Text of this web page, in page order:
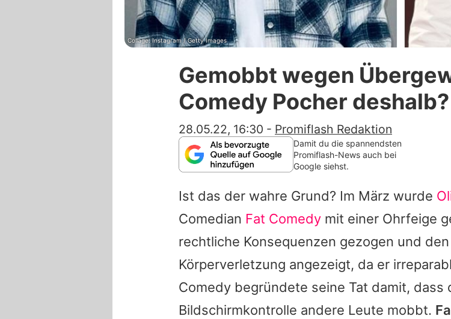
Impressum
Utiq verwalten
Collage: Instagram / Getty Images
Gemobbt wegen
Comedy Pocher deshalb?
28.05.22, 16:30 - Promiflash Redaktion
Damit du die spannendsten
Promiflash-News auch bei
Google siehst.
Ist das der wahre Grund? Im März wurde
Comedian Fat Comedy mit einer Ohrfeige
rechtliche Konsequenzen gezogen und
Körperverletzung angezeigt, da er
Comedy begründete seine Tat damit,
Bildschirmkontrolle andere Leute mobbt.